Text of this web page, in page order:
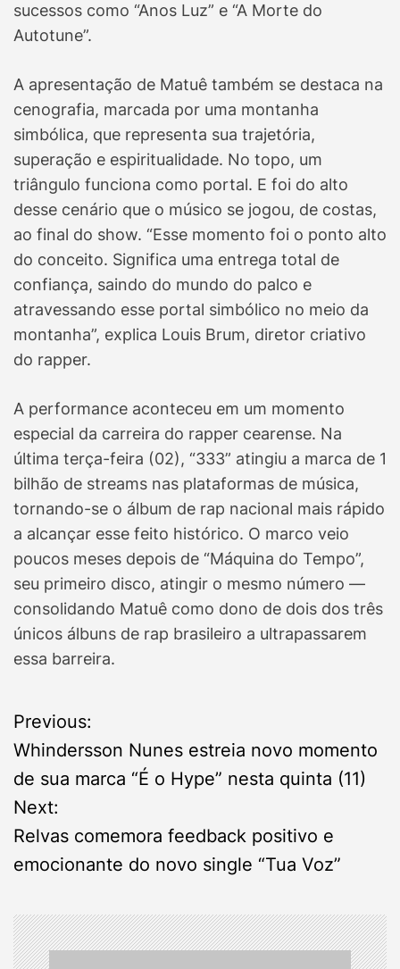
sucessos como “Anos Luz” e “A Morte do
Autotune”.
A apresentação de Matuê também se destaca na
cenografia, marcada por uma montanha
simbólica, que representa sua trajetória,
superação e espiritualidade. No topo, um
triângulo funciona como portal. E foi do alto
desse cenário que o músico se jogou, de costas,
ao final do show. “Esse momento foi o ponto alto
do conceito. Significa uma entrega total de
confiança, saindo do mundo do palco e
atravessando esse portal simbólico no meio da
montanha”, explica Louis Brum, diretor criativo
do rapper.
A performance aconteceu em um momento
especial da carreira do rapper cearense. Na
última terça-feira (02), “333” atingiu a marca de 1
bilhão de streams nas plataformas de música,
tornando-se o álbum de rap nacional mais rápido
a alcançar esse feito histórico. O marco veio
poucos meses depois de “Máquina do Tempo”,
seu primeiro disco, atingir o mesmo número —
consolidando Matuê como dono de dois dos três
únicos álbuns de rap brasileiro a ultrapassarem
essa barreira.
P
o
s
t
a
Previous:
Whindersson Nunes estreia novo momento
de sua marca “É o Hype” nesta quinta (11)
Next:
Relvas comemora feedback positivo e
emocionante do novo single “Tua Voz”